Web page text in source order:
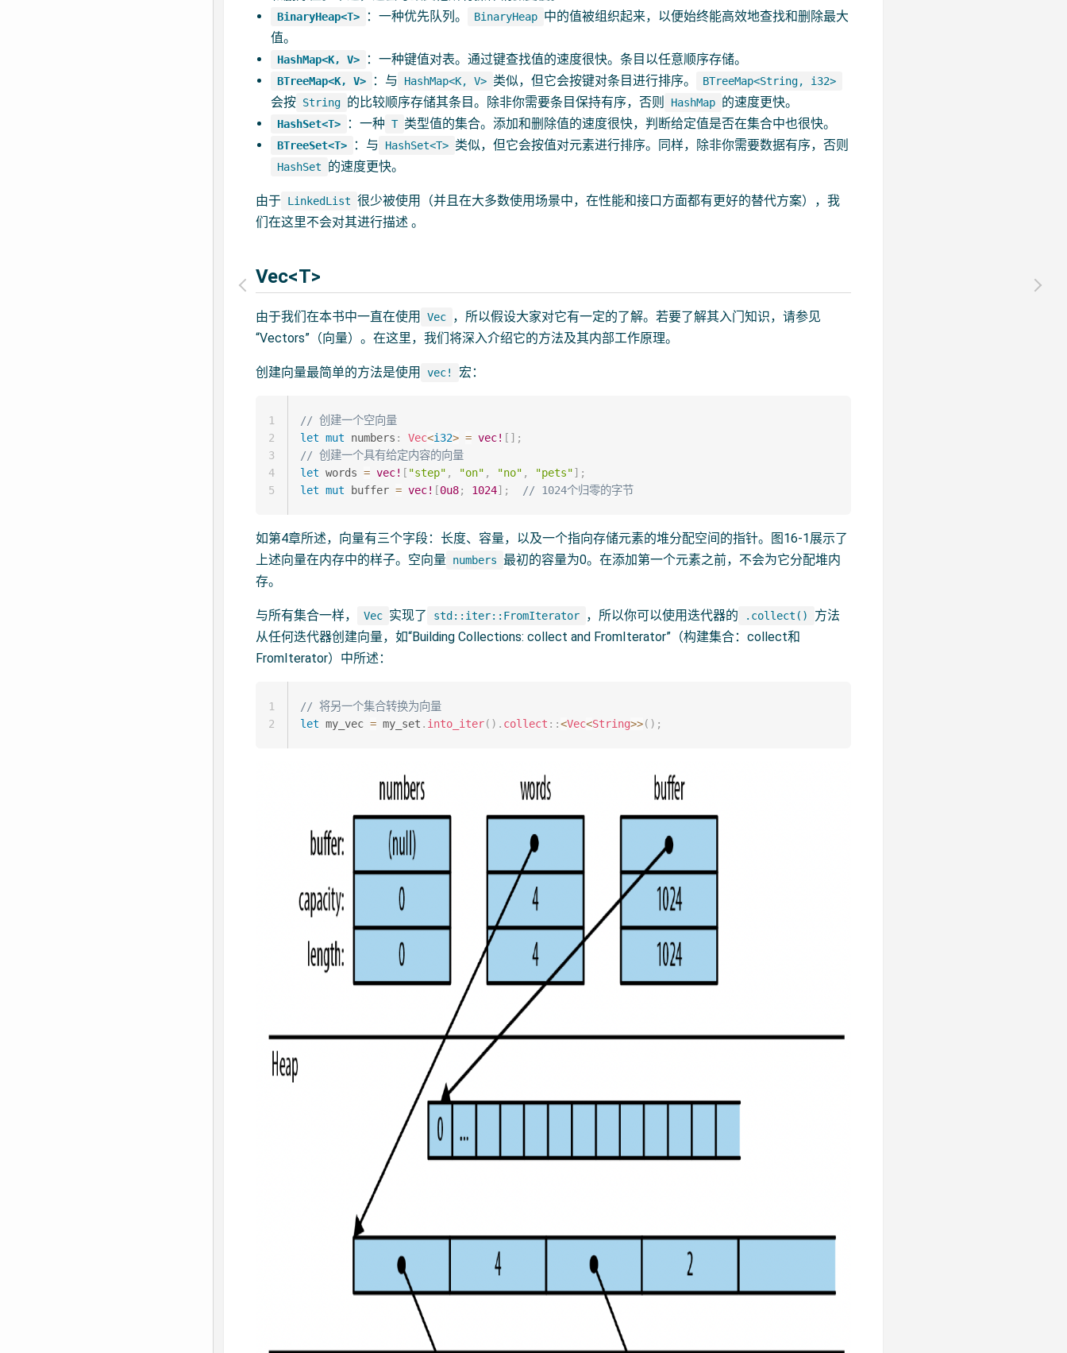
BinaryHeap<T> ：一种优先队列。 BinaryHeap 中的值被组织起来，以便始终能高效地查找和删除最大
值。
HashMap<K, V> ：一种键值对表。通过键查找值的速度很快。条目以任意顺序存储。
BTreeMap<K, V> ：与 HashMap<K, V> 类似，但它会按键对条目进行排序。 BTreeMap<String, i32>
会按 String 的比较顺序存储其条目。除非你需要条目保持有序，否则 HashMap 的速度更快。
HashSet<T> ：一种 T 类型值的集合。添加和删除值的速度很快，判断给定值是否在集合中也很快。
BTreeSet<T> ：与 HashSet<T> 类似，但它会按值对元素进行排序。同样，除非你需要数据有序，否则
HashSet 的速度更快。
由于 LinkedList 很少被使用（并且在大多数使用场景中，在性能和接口方面都有更好的替代方案），我
们在这里不会对其进行描述 。
Vec<T>
由于我们在本书中一直在使用 Vec
，所以假设大家对它有一定的了解。若要了解其入门知识，请参见
“Vectors”（向量）。在这里，我们将深入介绍它的方法及其内部工作原理。
创建向量最简单的方法是使用 vec! 宏：
// 创建一个空向量
let mut numbers : Vec<i32> = vec! [ ] ;
// 创建一个具有给定内容的向量
let words = vec! [ "step" , "on" , "no" , "pets"] ;
let mut buffer = vec! [0u8; 1024] ; // 1024个归零的字节
1
2
3
4
5
如第4章所述，向量有三个字段：长度、容量，以及一个指向存储元素的堆分配空间的指针。图16-1展示了
上述向量在内存中的样子。空向量 numbers 最初的容量为0。在添加第一个元素之前，不会为它分配堆内
存。
与所有集合一样， Vec 实现了 std::iter::FromIterator ，所以你可以使用迭代器的 .collect()
方法
从任何迭代器创建向量，如“Building Collections: collect and FromIterator”（构建集合：collect和
FromIterator）中所述：
// 将另一个集合转换为向量
let my_vec = my_set . into_iter( ) . collect ::<Vec<String>>( ) ;
1
2